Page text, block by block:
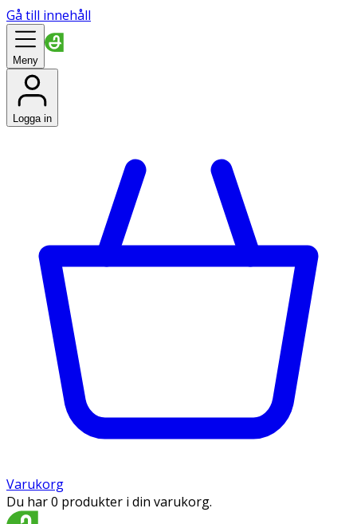
Gå till innehåll
Meny
Logga in
Varukorg
Du har 0 produkter i din varukorg.